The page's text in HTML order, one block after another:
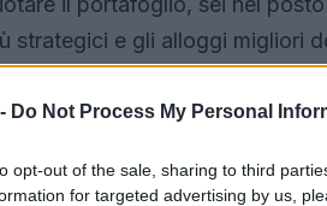
Do Not Process My Personal
opt-out of the sale, sharing to third
for targeted advertising by us,
strategici e gli alloggi migliori